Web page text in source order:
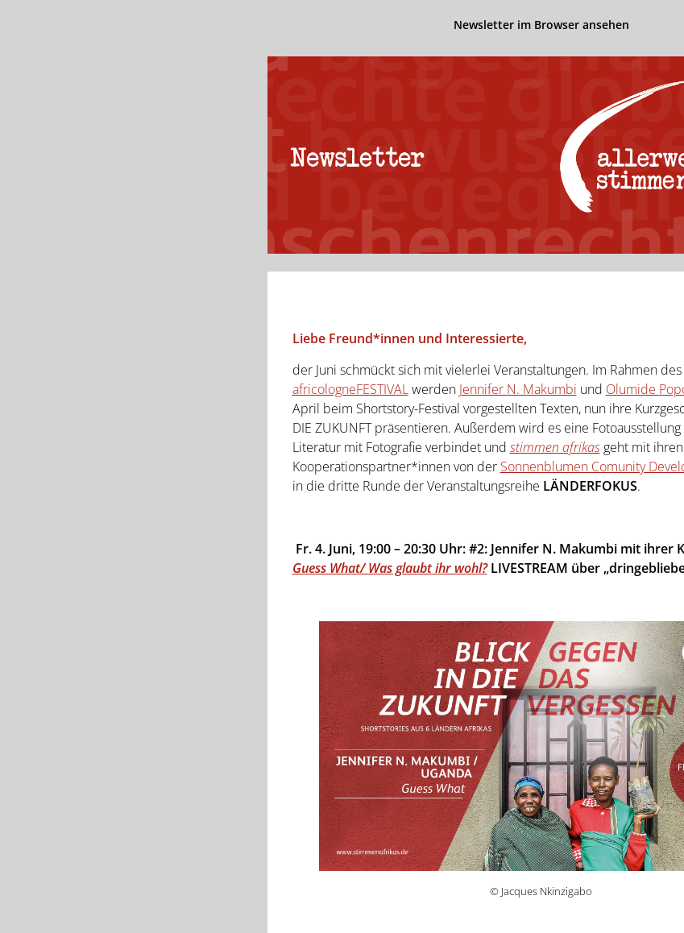
Newsletter im Browser ansehen
Liebe Freund*innen und Interessierte,
der Juni schmückt sich mit vielerlei Veranstaltungen. Im Rahmen des
africologneFESTIVALwerden Jennifer N. Makumbi und Olumide
April beim Shortstory-Festival vorgestellten Texten, nun ihre
DIE ZUKUNFT präsentieren. Außerdem wird es eine
Literatur mit Fotografie verbindet und stimmen afrikasgeht mit ihren
Kooperationspartner*innen von der Sonnenblumen Comunity
in die dritte Runde der Veranstaltungsreihe LÄNDERFOKUS.
Fr. 4. Juni, 19:00 – 20:30 Uhr: #2: Jennifer N. Makumbi mit ihrer
Guess What/ Was glaubt ihr wohl?LIVESTREAM über
© Jacques Nkinzigabo